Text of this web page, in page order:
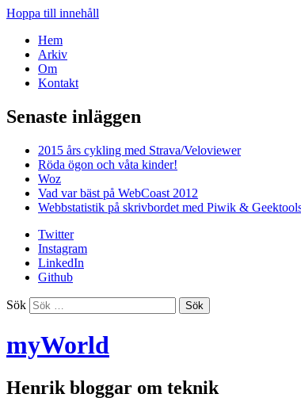
Hoppa till innehåll
Hem
Arkiv
Om
Kontakt
Senaste inläggen
2015 års cykling med Strava/Veloviewer
Röda ögon och våta kinder!
Woz
Vad var bäst på WebCoast 2012
Webbstatistik på skrivbordet med Piwik &
Twitter
Instagram
LinkedIn
Github
Sök
myWorld
Henrik bloggar om teknik